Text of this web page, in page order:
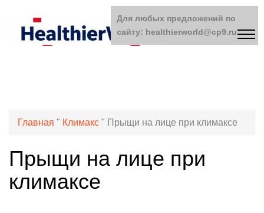
Главная " Климакс " Прыщи на лице при климаксе
Прыщи на лице при
климаксе
Для любых предложений по
сайту: healthierworld@cp9.ru